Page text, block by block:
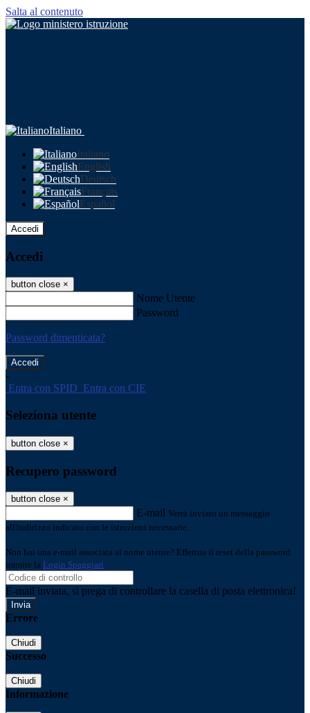
Salta al contenuto
Italiano
Italiano
English
Deutsch
Français
Español
Accedi
Accedi
button close ×
Nome Utente
Password
Password dimenticata?
-
Entra con SPID Entra con CIE
Seleziona utente
button close ×
Recupero password
button close ×
E-mail Verrà inviato un messaggio
all'indirizzo indicato con le istruzioni necessarie.
Non hai una e-mail associata al nome utente? Effettua il reset della password
tramite la Login Spaggiari
E-mail inviata, si prega di controllare la casella di posta elettronica!
Errore
Chiudi
Successo
Chiudi
Informazione